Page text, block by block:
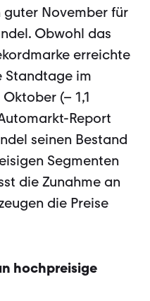
guter November für
Obwohl das
erreichte
Standtage im
(– 1,1
Report
seinen Bestand
Segmenten
die Zunahme an
die Preise
hochpreisige